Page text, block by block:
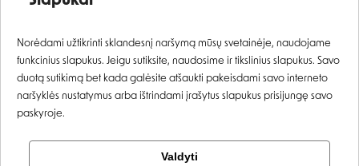
petnešos šunims -
Registruotis
Norėdami užtikrinti sklandesnį naršymą mūsų svetainėje, naudojame
funkcinius slapukus. Jeigu sutiksite, naudosime ir tikslinius slapukus. Savo
duotą sutikimą bet kada galėsite atšaukti pakeisdami savo interneto
naršyklės nustatymus arba ištrindami įrašytus slapukus prisijungę savo
paskyroje.
Valdyti